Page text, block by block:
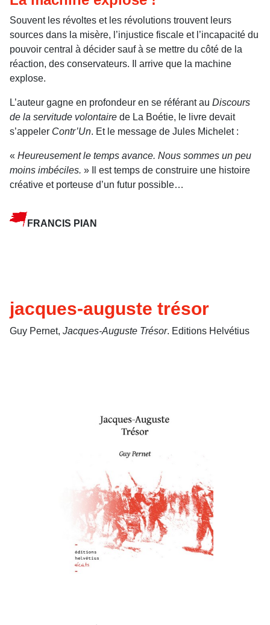
Souvent les révoltes et les révolutions trouvent leurs
sources dans la misère, l’injustice fiscale et l’incapacité du
pouvoir central à décider sauf à se mettre du côté de la
réaction, des conservateurs. Il arrive que la machine
explose.
L’auteur gagne en profondeur en se référant au Discours
de la servitude volontaire de La Boétie, le livre devait
s’appeler Contr’Un. Et le message de Jules Michelet :
« Heureusement le temps avance. Nous sommes un peu
moins imbéciles. » Il est temps de construire une histoire
créative et porteuse d’un futur possible…
FRANCIS PIAN
jacques-auguste trésor
Guy Pernet, Jacques-Auguste Trésor. Editions Helvétius